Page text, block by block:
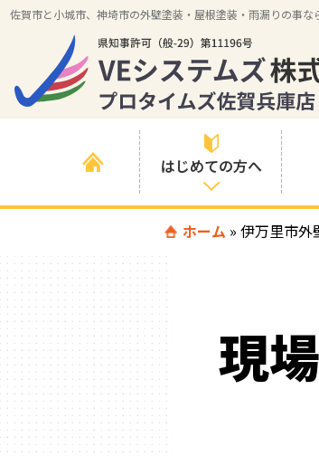
佐賀市と小城市、神埼市の外壁塗装・屋根塗装・雨漏りの事な
はじめての方へ
はじめて外壁塗
いる方へ
喜んでいただけ
る３つの理由
す
例
色
ホーム » 伊万里市外
現